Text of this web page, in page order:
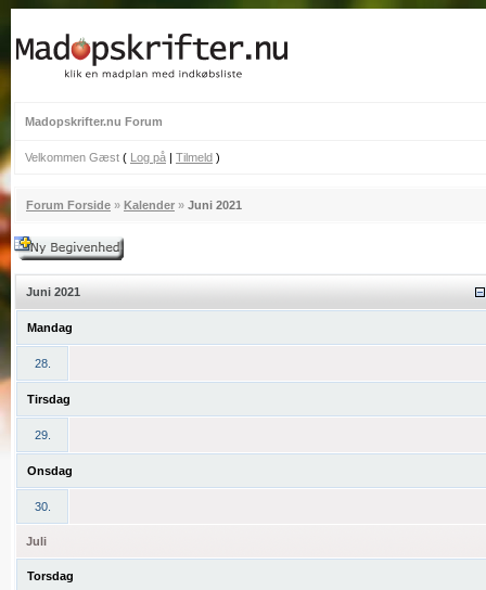
Madopskrifter.nu Forum
Velkommen Gæst ( Log på | Tilmeld )
Forum Forside » Kalender » Juni 2021
Juni 2021
Mandag
28.
Tirsdag
29.
Onsdag
30.
Juli
Torsdag